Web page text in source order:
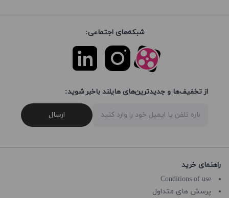
شبکه‌های اجتماعی:
از تخفیف‌ها و جدیدترین‌های هایلند باخبر شوید:
ارسال
راهنمای خرید
Conditions of use
پرسش های متداول